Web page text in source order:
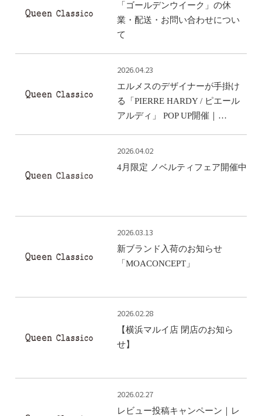
「ゴールデンウイーク」の休
業・配送・お問い合わせについ
て
2026.04.23
エルメスのデザイナーが手掛け
る「PIERRE HARDY / ピエール
アルディ」 POP UP開催｜…
2026.04.02
4月限定 ノベルティフェア開催中
2026.03.13
新ブランド入荷のお知らせ
「MOACONCEPT」
2026.02.28
【横浜マルイ店 閉店のお知ら
せ】
2026.02.27
レビュー投稿キャンペーン｜レ